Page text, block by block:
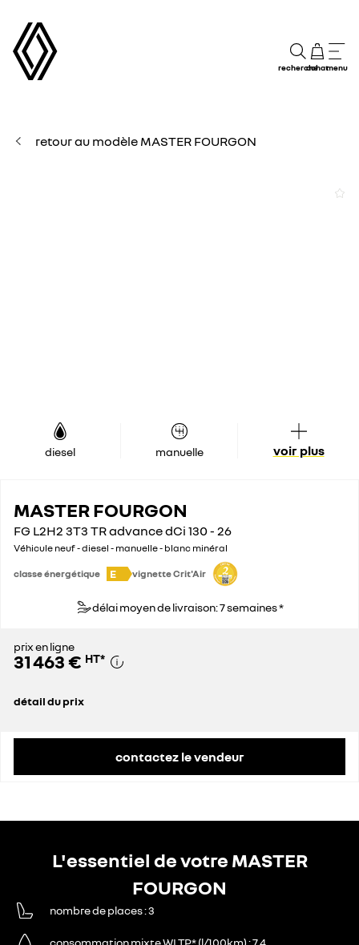
rechercheachatmenu
retour au modèle MASTER FOURGON
diesel manuelle voir plus
MASTER FOURGON
FG L2H2 3T3 TR advance dCi 130 - 26
Véhicule neuf - diesel - manuelle - blanc minéral
classe énergétique E vignette Crit'Air
délai moyen de livraison: 7 semaines *
prix en ligne
31 463 € HT*
détail du prix
contactez le vendeur
L'essentiel de votre MASTER
FOURGON
nombre de places 3